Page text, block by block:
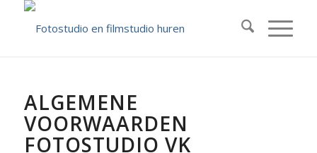
ALGEMENE
VOORWAARDEN
FOTOSTUDIO VK